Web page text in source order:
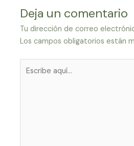
Deja un comentario
Tu dirección de correo
Los campos obligatorios están
aquí...